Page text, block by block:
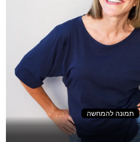
תמונה להמחשה